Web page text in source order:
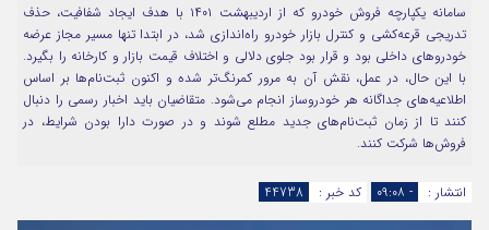
سامانه یکپارچه فروش خودرو که از اردیبهشت ۱۴۰۱ با هدف ایجاد شفافیت، حذف
تدریجی قرعه‌کشی و کنترل بازار خودرو راه‌اندازی شد، در ابتدا تنها مسیر مجاز عرضه
خودروهای داخلی بود و قرار بود جلوی دلالی و اختلاف قیمت بازار و کارخانه را بگیرد.
با این حال، در عمل، نقش آن به مرور کمرنگ‌تر شده و اکنون ثبت‌نام‌ها بر اساس
اطلاعیه‌های جداگانه هر خودروساز انجام می‌شود. متقاضیان باید اخبار رسمی را دنبال
کنند تا از زمان ثبت‌نام‌های جدید مطلع شوند و در صورت دارا بودن شرایط، در
فروش‌ها شرکت کنند.
انتشار : - ۰۹:۰۸ کد خبر : 44738